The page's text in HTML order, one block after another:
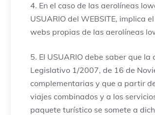
4. En el caso de las aerolíneas
USUARIO del WEBSITE, implica
webs propias de las aerolíneas
5. El USUARIO debe saber que
Legislativo 1/2007, de 16 de
complementarias y que a partir
viajes combinados y a los
paquete turístico se somete a